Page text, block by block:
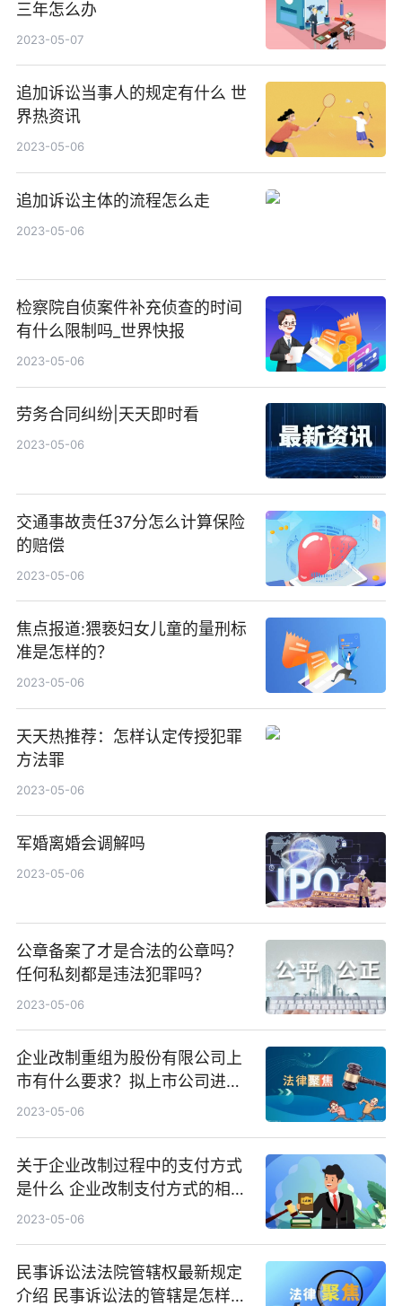
三年怎么办
2023-05-07
追加诉讼当事人的规定有什么 世
界热资讯
2023-05-06
追加诉讼主体的流程怎么走
2023-05-06
检察院自侦案件补充侦查的时间
有什么限制吗_世界快报
2023-05-06
劳务合同纠纷|天天即时看
2023-05-06
交通事故责任37分怎么计算保险
的赔偿
2023-05-06
焦点报道:猥亵妇女儿童的量刑标
准是怎样的？
2023-05-06
天天热推荐：怎样认定传授犯罪
方法罪
2023-05-06
军婚离婚会调解吗
2023-05-06
公章备案了才是合法的公章吗？
任何私刻都是违法犯罪吗？
2023-05-06
企业改制重组为股份有限公司上
市有什么要求？拟上市公司进行
企业改制与重组有哪些要求？
2023-05-06
关于企业改制过程中的支付方式
是什么 企业改制支付方式的相关
法律规定
2023-05-06
民事诉讼法法院管辖权最新规定
介绍 民事诉讼法的管辖是怎样